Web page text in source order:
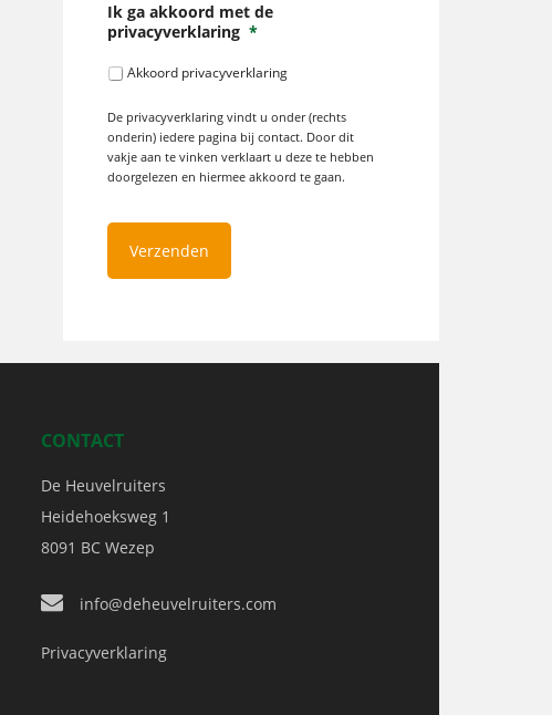
Ik ga akkoord met de
privacyverklaring *
Akkoord privacyverklaring
De privacyverklaring vindt u onder (rechts
onderin) iedere pagina bij contact. Door dit
vakje aan te vinken verklaart u deze te hebben
doorgelezen en hiermee akkoord te gaan.
CONTACT
De Heuvelruiters
Heidehoeksweg 1
8091 BC Wezep
info@deheuvelruiters.com
Privacyverklaring